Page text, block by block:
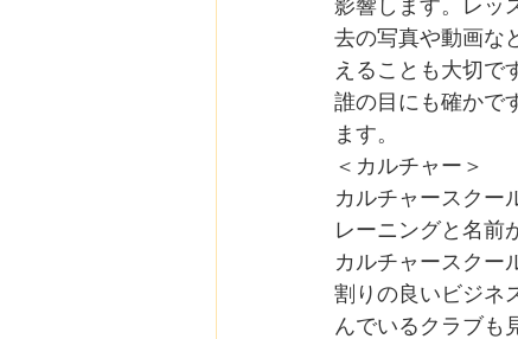
影響します。レッ
去の写真や動画な
えることも大切で
誰の目にも確かで
ます。
＜カルチャー＞
カルチャースクー
レーニングと名前
カルチャースクー
割りの良いビジネ
んでいるクラブも